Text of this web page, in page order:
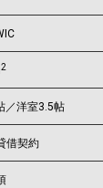
2
／洋室3.5帖
借契約